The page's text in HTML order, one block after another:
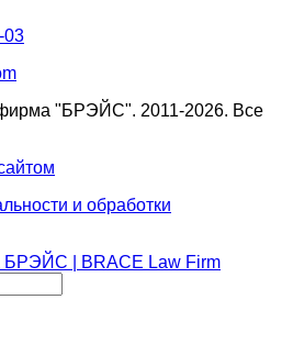
03
"БРЭЙС". 2011-2026. Все
и обработки